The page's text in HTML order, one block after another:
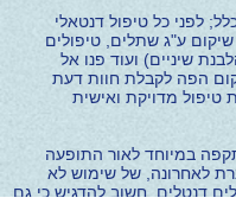
לפני כל טיפול דנטאלי
שיקום ע"ג שתלים, טיפולים
שיניים) ועוד פנו אל
הפה לקבלת חוות דעת
טיפול מדויקת ואישית
במיוחד לאור התופעה
לאחרונה, של שימוש לא
דנטלים. חשוב להדגיש כי גם